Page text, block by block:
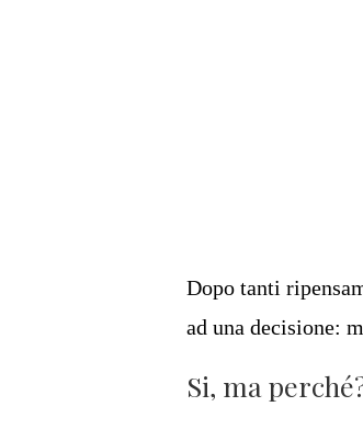
Dopo tanti
ad una decisione:
Si, ma